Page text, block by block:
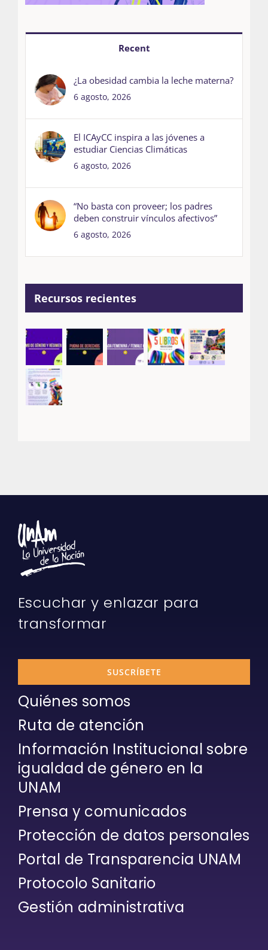
Recent
¿La obesidad cambia la leche materna?
6 agosto, 2026
El ICAyCC inspira a las jóvenes a
estudiar Ciencias Climáticas
6 agosto, 2026
“No basta con proveer; los padres
deben construir vínculos afectivos”
6 agosto, 2026
Recursos recientes
Escuchar y enlazar para
transformar
SUSCRÍBETE
Quiénes somos
Ruta de atención
Información Institucional sobre
igualdad de género en la
UNAM
Prensa y comunicados
Protección de datos personales
Portal de Transparencia UNAM
Protocolo Sanitario
Gestión administrativa